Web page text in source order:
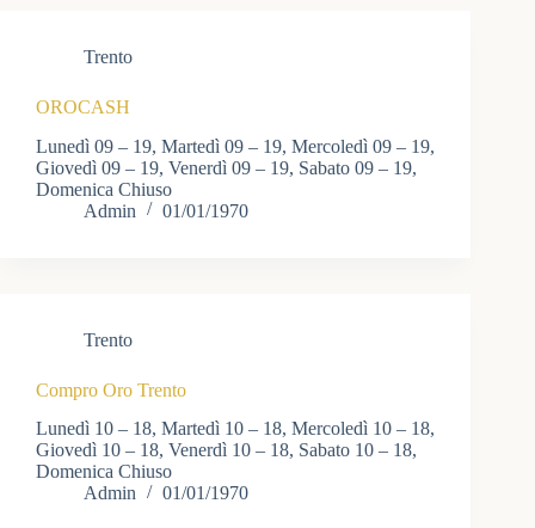
Trento
OROCASH
Lunedì 09 – 19, Martedì 09 – 19, Mercoledì 09 – 19,
Giovedì 09 – 19, Venerdì 09 – 19, Sabato 09 – 19,
Domenica Chiuso
Admin
01/01/1970
Trento
Compro Oro Trento
Lunedì 10 – 18, Martedì 10 – 18, Mercoledì 10 – 18,
Giovedì 10 – 18, Venerdì 10 – 18, Sabato 10 – 18,
Domenica Chiuso
Admin
01/01/1970